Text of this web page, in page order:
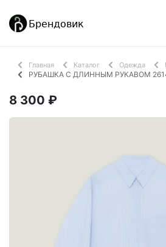
Главная Каталог Одежда
РУБАШКА С ДЛИННЫМ РУКАВОМ
8 300 ₽